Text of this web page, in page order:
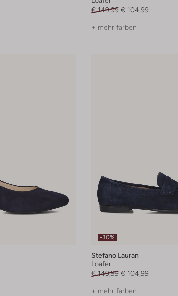
€ 149,99 € 104,99
+ mehr farben
-30%
Stefano Lauran
Loafer
€ 149,99 € 104,99
+ mehr farben